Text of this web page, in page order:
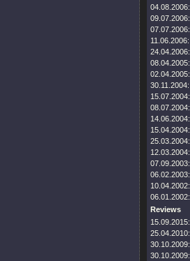
04.08.2006:
09.07.2006:
07.07.2006:
11.06.2006:
24.04.2006:
08.04.2005:
02.04.2005:
30.11.2004:
15.07.2004:
08.07.2004:
14.06.2004:
15.04.2004:
25.03.2004:
12.03.2004:
07.09.2003:
06.02.2003:
10.04.2002:
06.01.2002:
Reviews
15.09.2015:
25.04.2010:
30.10.2009:
30.10.2009: